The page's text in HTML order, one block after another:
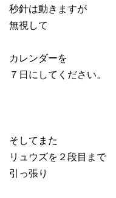
秒針は動きますが
無視して
カレンダーを
７日にしてください。
そしてまた
リュウズを２段目まで
引っ張り